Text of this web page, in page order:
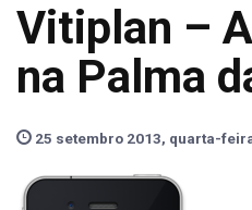
Vitiplan –
na Palma
25 setembro 2013, quarta-